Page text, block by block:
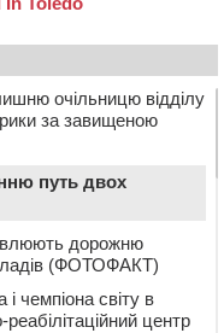
очільницю відділу
за завищеною
путь двох
дорожню
(ФОТОФАКТ)
чемпіона світу в
центр